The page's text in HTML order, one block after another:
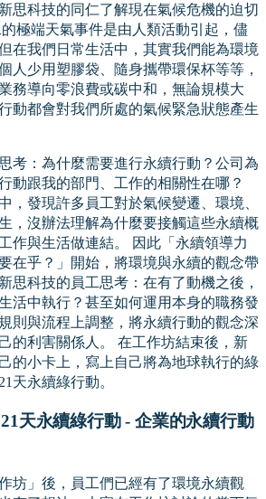
思科技的同仁了解現在氣候危機的迫切
極端天氣事件是由人類活動引起，儘
在我們日常生活中，其實我們能為環境
人少用塑膠袋、隨身攜帶環保杯等等，
務導向零浪費或碳中和，無論規模大
動都會對我們所處的氣候緊急狀態產生
考：為什麼需要進行永續行動？公司為
動跟我的部門、工作的相關性在哪？
，發現許多員工對於氣候變遷、環境、
，沒辦法理解為什麼要接觸這些永續概
作與生活做連結。 因此「永續領導力
在乎？」開始，將環境與永續的觀念帶
思科技的員工思考：在有了動機之後，
活中執行？甚至如何運用本身的職務發
則與流程上調整，將永續行動的觀念深
的利害關係人。 在工作坊結束後，新
的小卡上，寫上自己將為地球執行的綠
天永續綠行動。
天永續綠行動 - 企業的永續行動
坊」後，員工們已經有了環境永續觀